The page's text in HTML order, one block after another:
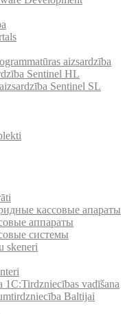
aizsardzība
Sentinel HL
Sentinel SL
кассовые апараты
аппараты
системы
skeneri
1C:Tirdzniecības vadīšana
Baltijai